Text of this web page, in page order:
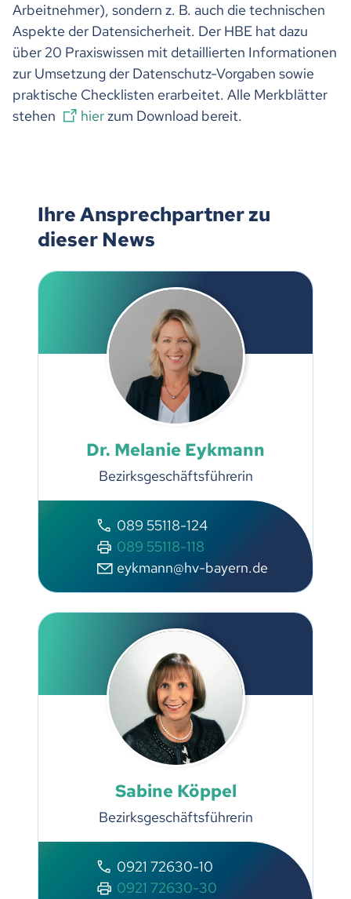
Arbeitnehmer), sondern z. B. auch die technischen
Aspekte der Datensicherheit. Der HBE hat dazu
über 20 Praxiswissen mit detaillierten Informationen
zur Umsetzung der Datenschutz-Vorgaben sowie
praktische Checklisten erarbeitet. Alle Merkblätter
stehen
hierzum Download bereit.
Ihre Ansprechpartner zu
dieser News
Dr. Melanie Eykmann
Bezirksgeschäftsführerin
089 55118-124
089 55118-118
eykmann@hv-bayern.de
Sabine Köppel
Bezirksgeschäftsführerin
0921 72630-10
0921 72630-30